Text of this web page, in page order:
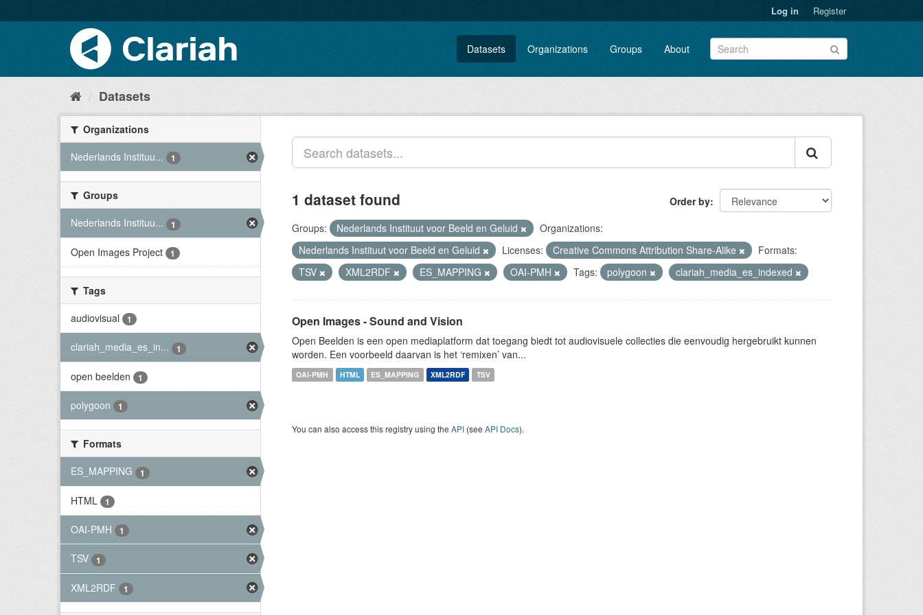
Log in Register
Datasets Organizations Groups About
Datasets
Organizations
Nederlands Instituu...
1
Groups
Nederlands Instituu...
1
Open Images Project 1
Tags
audiovisual
1
clariah_media_es_in... 1
open beelden 1
polygoon 1
Formats
ES_MAPPING
1
HTML 1
OAI-PMH 1
TSV 1
XML2RDF 1
Order by
1 dataset found
Groups: Nederlands Instituut voor Beeld en Geluid
Organizations:
Nederlands Instituut voor Beeld en Geluid
Licenses: Creative Commons Attribution Share-Alike
Formats:
TSV
XML2RDF ES_MAPPING OAI-PMH Tags: polygoon clariah_media_es_indexed
Open Images - Sound and Vision
Open Beelden is een open mediaplatform dat toegang biedt tot audiovisuele collecties die eenvoudig hergebruikt kunnen
worden. Een voorbeeld daarvan is het ‘remixen’ van...
OAI-PMH HTML ES_MAPPING XML2RDF TSV
You can also access this registry using the API (see API Docs).